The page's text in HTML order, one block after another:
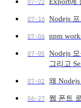
07-22
07-16 Nodejs
07-06 npm
07-05
Nodejs
그리고
07-02 왜
06-27 웹 폰트